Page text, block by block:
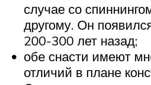
случае со
другому. Он
200-300 лет назад;
обе снасти имеют
отличий в плане